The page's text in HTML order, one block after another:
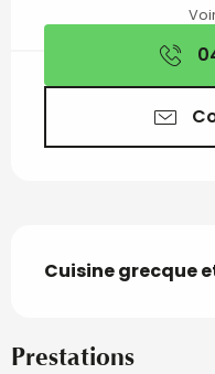
Cuisine grecque
Prestations